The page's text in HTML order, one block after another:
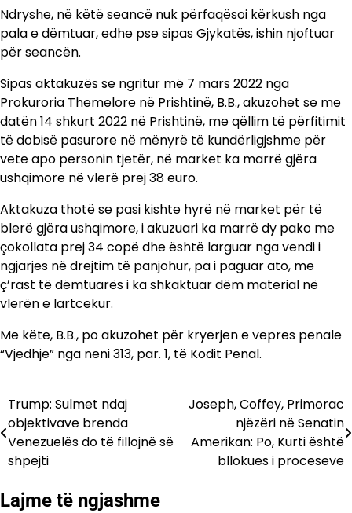
Ndryshe, në këtë seancë nuk përfaqësoi kërkush nga
pala e dëmtuar, edhe pse sipas Gjykatës, ishin njoftuar
për seancën.
Sipas aktakuzës se ngritur më 7 mars 2022 nga
Prokuroria Themelore në Prishtinë, B.B., akuzohet se me
datën 14 shkurt 2022 në Prishtinë, me qëllim të përfitimit
të dobisë pasurore në mënyrë të kundërligjshme për
vete apo personin tjetër, në market ka marrë gjëra
ushqimore në vlerë prej 38 euro.
Aktakuza thotë se pasi kishte hyrë në market për të
blerë gjëra ushqimore, i akuzuari ka marrë dy pako me
çokollata prej 34 copë dhe është larguar nga vendi i
ngjarjes në drejtim të panjohur, pa i paguar ato, me
ç’rast të dëmtuarës i ka shkaktuar dëm material në
vlerën e lartcekur.
Me këte, B.B., po akuzohet për kryerjen e vepres penale
“Vjedhje” nga neni 313, par. 1, të Kodit Penal.
Lëvizje
te
postimet
Trump: Sulmet ndaj
objektivave brenda
Venezuelës do të fillojnë së
shpejti
Joseph, Coffey, Primorac
njëzëri në Senatin
Amerikan: Po, Kurti është
bllokues i proceseve
Lajme të ngjashme